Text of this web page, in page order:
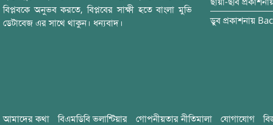
বিপ্লবকে অনুভব করতে, বিপ্লবের সাক্ষী হতে বাংলা মুভি
ডেটাবেজ এর সাথে থাকুন। ধন্যবাদ।
ডুব প্রকাশনায়
আমাদের কথা বিএমডিবি ভলান্টিয়ার গোপনীয়তার নীতিমালা যোগাযোগ